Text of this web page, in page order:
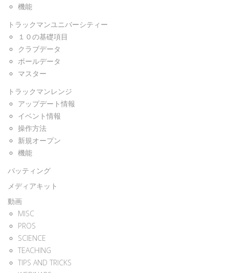
機能
トラックマンユニバーシティー
１０の基礎項目
クラブデータ
ボールデータ
マスター
トラックマンレンジ
アップデート情報
イベント情報
操作方法
新規オープン
機能
パッティング
メディアキット
動画
MISC
PROS
SCIENCE
TEACHING
TIPS AND TRICKS